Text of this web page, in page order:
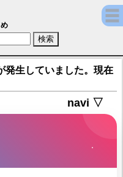
典)【A3!】キャラ紹介
発生していました。現在
navi ▽